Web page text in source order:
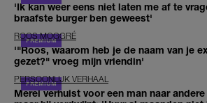
'Ik kan weer eens niet laten me af te
braafste burger ben geweest'
ROOS MOGGRÉ
'"Roos, waarom heb je de naam van je
gezet?" vroeg mijn vriendin'
PERSOONLIJK VERHAAL
Merel verhuist voor een man naar